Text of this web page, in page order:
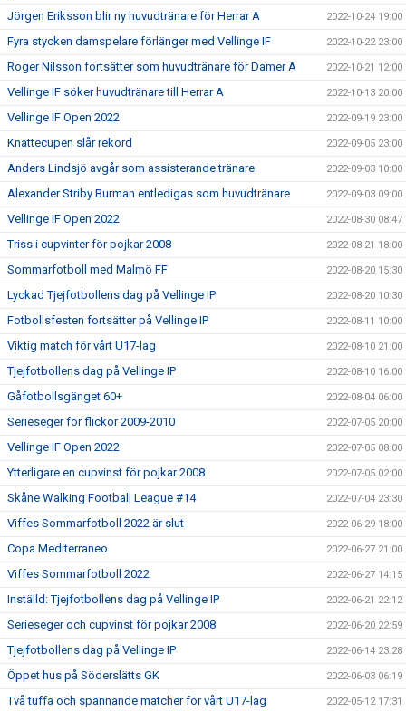
Jörgen Eriksson blir ny huvudtränare för Herrar A 2022-10-24 19:00
Fyra stycken damspelare förlänger med Vellinge IF 2022-10-22 23:00
Roger Nilsson fortsätter som huvudtränare för Damer A 2022-10-21 12:00
Vellinge IF söker huvudtränare till Herrar A 2022-10-13 20:00
Vellinge IF Open 2022 2022-09-19 23:00
Knattecupen slår rekord 2022-09-05 23:00
Anders Lindsjö avgår som assisterande tränare 2022-09-03 10:00
Alexander Striby Burman entledigas som huvudtränare 2022-09-03 09:00
Vellinge IF Open 2022 2022-08-30 08:47
Triss i cupvinter för pojkar 2008 2022-08-21 18:00
Sommarfotboll med Malmö FF 2022-08-20 15:30
Lyckad Tjejfotbollens dag på Vellinge IP 2022-08-20 10:30
Fotbollsfesten fortsätter på Vellinge IP 2022-08-11 10:00
Viktig match för vårt U17-lag 2022-08-10 21:00
Tjejfotbollens dag på Vellinge IP 2022-08-10 16:00
Gåfotbollsgänget 60+ 2022-08-04 06:00
Serieseger för flickor 2009-2010 2022-07-05 20:00
Vellinge IF Open 2022 2022-07-05 08:00
Ytterligare en cupvinst för pojkar 2008 2022-07-05 02:00
Skåne Walking Football League #14 2022-07-04 23:30
Viffes Sommarfotboll 2022 är slut 2022-06-29 18:00
Copa Mediterraneo 2022-06-27 21:00
Viffes Sommarfotboll 2022 2022-06-27 14:15
Inställd: Tjejfotbollens dag på Vellinge IP 2022-06-21 22:12
Serieseger och cupvinst för pojkar 2008 2022-06-20 22:59
Tjejfotbollens dag på Vellinge IP 2022-06-14 23:28
Öppet hus på Söderslätts GK 2022-06-03 06:19
Två tuffa och spännande matcher för vårt U17-lag 2022-05-12 17:31